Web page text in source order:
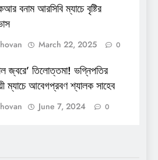
বনাম আরসিবি ম্যাচে বৃষ্টির
March 22, 2025 0
জ্বরে’ তিলোত্তমা! ভগ্নিপতির
ম্যাচে আবেগপ্রবণ শ্যালক সাহেব
June 7, 2024 0